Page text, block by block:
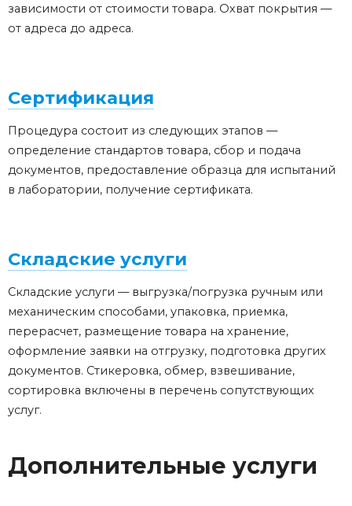
зависимости от стоимости товара. Охват покрытия —
от адреса до адреса.
Сертификация
Процедура состоит из следующих этапов —
определение стандартов товара, сбор и подача
документов, предоставление образца для испытаний
в лаборатории, получение сертификата.
Складские услуги
Складские услуги — выгрузка/погрузка ручным или
механическим способами, упаковка, приемка,
перерасчет, размещение товара на хранение,
оформление заявки на отгрузку, подготовка других
документов. Стикеровка, обмер, взвешивание,
сортировка включены в перечень сопутствующих
услуг.
Дополнительные услуги